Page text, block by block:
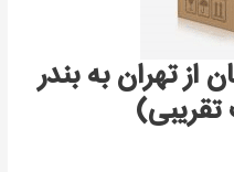
از تهران به بندر